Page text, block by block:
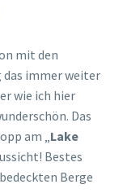
mit den
immer weiter
wie ich hier
Das
am „Lake
Bestes
Berge